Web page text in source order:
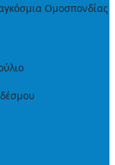
Ομοσπονδίας